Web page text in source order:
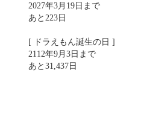
2027年3月19日まで
あと223日
[ ドラえもん誕生の日 ]
2112年9月3日まで
あと31,437日